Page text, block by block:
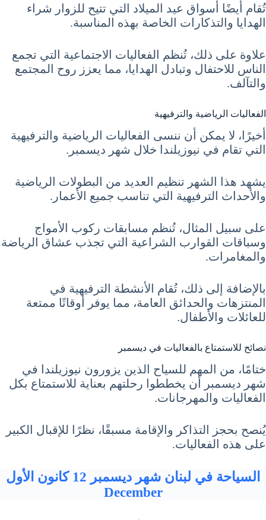
تُقام أيضًا أسواق عيد الميلاد التي تتيح للزوار شراء
الهدايا والتذكارات الخاصة بهذه المناسبة.
علاوة على ذلك، تُنظم الفعاليات الاجتماعية التي تجمع
الناس للاحتفال وتبادل الهدايا، مما يعزز روح المجتمع
والتآلف.
الفعاليات الرياضية والترفيهية
أخيرًا، لا يمكن أن ننسى الفعاليات الرياضية والترفيهية
التي تقام في نيوزيلندا خلال شهر ديسمبر.
يشهد هذا الشهر تنظيم العديد من البطولات الرياضية
والأحداث الترفيهية التي تناسب جميع الأعمار.
على سبيل المثال، تُنظم مسابقات ركوب الأمواج
وسباقات القوارب الشراعية التي تجذب عشاق الرياضة
والمغامرات.
بالإضافة إلى ذلك، تُقام الأنشطة الترفيهية في
المنتزهات والحدائق العامة، مما يوفر أوقاتًا ممتعة
للعائلات والأطفال.
نصائح للاستمتاع بالفعاليات في ديسمبر
ختامًا، من المهم للسياح الذين يزورون نيوزيلندا في
شهر ديسمبر أن يخططوا رحلتهم بعناية للاستمتاع بكل
الفعاليات والمهرجانات.
يُنصح بحجز التذاكر والإقامة مسبقًا، نظرًا للإقبال الكبير
على هذه الفعاليات.
السياحة في لبنان شهر ديسمبر 12 كانون الأول
December